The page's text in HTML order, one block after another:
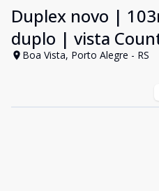
Duplex novo |
duplo | vista
Boa Vista, Porto Alegre - RS